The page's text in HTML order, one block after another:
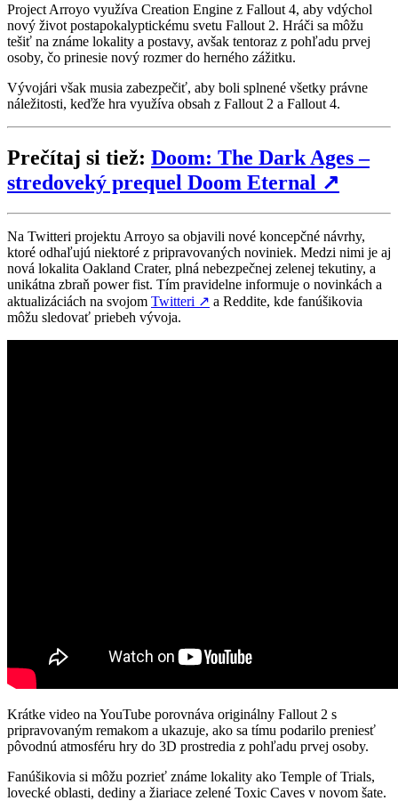
Project Arroyo využíva Creation Engine z Fallout 4, aby vdýchol
nový život postapokalyptickému svetu Fallout 2. Hráči sa môžu
tešiť na známe lokality a postavy, avšak tentoraz z pohľadu prvej
osoby, čo prinesie nový rozmer do herného zážitku.
Vývojári však musia zabezpečiť, aby boli splnené všetky právne
náležitosti, keďže hra využíva obsah z Fallout 2 a Fallout 4.
Prečítaj si tiež: Doom: The Dark Ages –
stredoveký prequel Doom Eternal ↗
Na Twitteri projektu Arroyo sa objavili nové koncepčné návrhy,
ktoré odhaľujú niektoré z pripravovaných noviniek. Medzi nimi je aj
nová lokalita Oakland Crater, plná nebezpečnej zelenej tekutiny, a
unikátna zbraň power fist. Tím pravidelne informuje o novinkách a
aktualizáciách na svojom Twitteri ↗ a Reddite, kde fanúšikovia
môžu sledovať priebeh vývoja.
Krátke video na YouTube porovnáva originálny Fallout 2 s
pripravovaným remakom a ukazuje, ako sa tímu podarilo preniesť
pôvodnú atmosféru hry do 3D prostredia z pohľadu prvej osoby.
Fanúšikovia si môžu pozrieť známe lokality ako Temple of Trials,
lovecké oblasti, dediny a žiariace zelené Toxic Caves v novom šate.